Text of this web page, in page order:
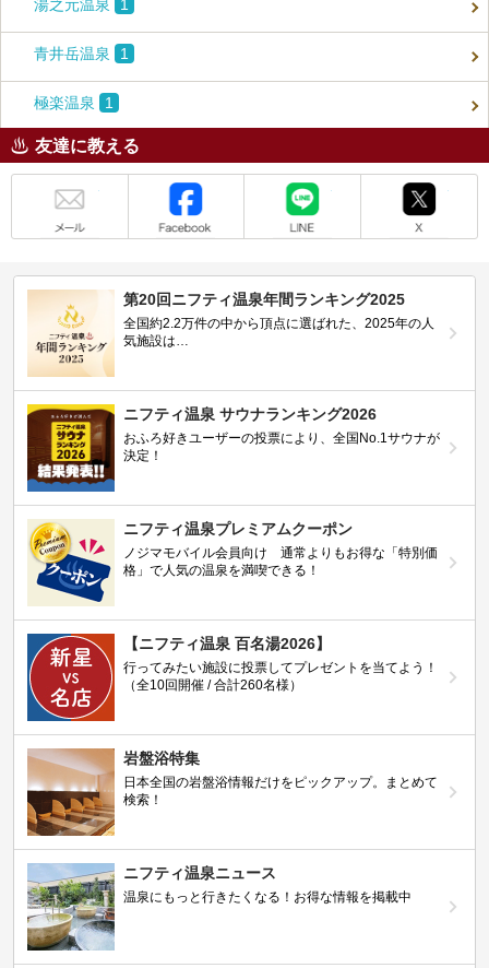
湯之元温泉 1
青井岳温泉 1
極楽温泉 1
友達に教える
第20回ニフティ温泉年間ランキング2025
全国約2.2万件の中から頂点に選ばれた、2025年の人
気施設は…
ニフティ温泉 サウナランキング2026
おふろ好きユーザーの投票により、全国No.1サウナが
決定！
ニフティ温泉プレミアムクーポン
ノジマモバイル会員向け 通常よりもお得な「特別価
格」で人気の温泉を満喫できる！
【ニフティ温泉 百名湯2026】
行ってみたい施設に投票してプレゼントを当てよう！
（全10回開催 / 合計260名様）
岩盤浴特集
日本全国の岩盤浴情報だけをピックアップ。まとめて
検索！
ニフティ温泉ニュース
温泉にもっと行きたくなる！お得な情報を掲載中